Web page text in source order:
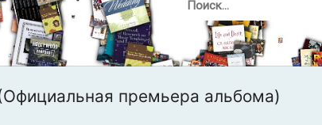
премьера альбома)